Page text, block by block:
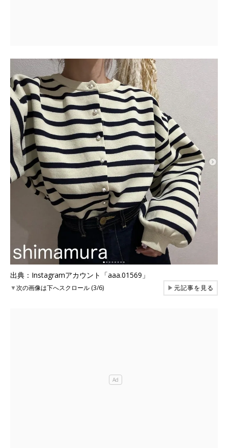
出典：Instagramアカウント「aaa.01569」
▼次の画像は下へスクロール (3/6) ▶元記事を見る